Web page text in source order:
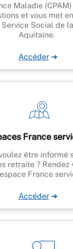
Maladie
et vous met
Service Social de
Aquitaine.
Accéder ➜
France
être informé
retraite ? Rendez
France
Accéder ➜